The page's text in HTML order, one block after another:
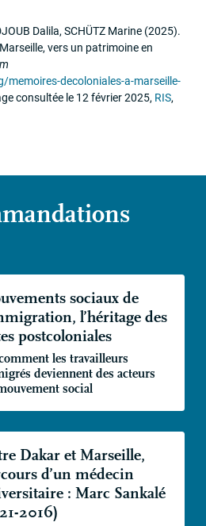
Dalila, SCHÜTZMarine (2025).
vers un patrimoine en
decoloniales-a-marseille-
consultée le 12 février 2025, RIS,
sociaux de
l’héritage des
postcoloniales
les travailleurs
deviennent des acteurs
social
Dakar et Marseille,
d’un médecin
: Marc Sankalé
2016)